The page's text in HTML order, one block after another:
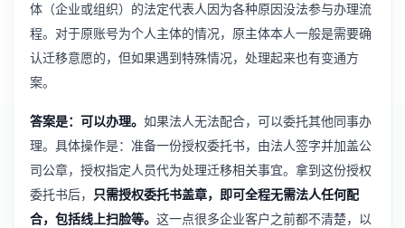
体（企业或组织）的法定代表人因为各种原因没法参与办理流
程。对于原账号为个人主体的情况，原主体本人一般是需要确
认迁移意愿的，但如果遇到特殊情况，处理起来也有变通方
案。
答案是：可以办理。 如果法人无法配合，可以委托其他同事办
理。具体操作是：准备一份授权委托书，由法人签字并加盖公
司公章，授权指定人员代为处理迁移相关事宜。拿到这份授权
委托书后，
只需授权委托书盖章，即可全程无需法人任何配
合，包括线上扫脸等。 这一点很多企业客户之前都不清楚，以